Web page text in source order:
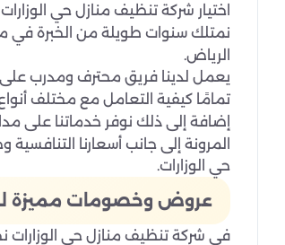
اختيار شركة تنظيف منازل حي
نمتلك سنوات طويلة من الخبرة في
الرياض.
يعمل لدينا فريق محترف ومدرب
تمامًا كيفية التعامل مع مختلف
إضافة إلى ذلك نوفر خدماتنا على
المرونة إلى جانب أسعارنا
حي الوزارات.
عروض وخصومات مميزة
في شركة تنظيف منازل حي